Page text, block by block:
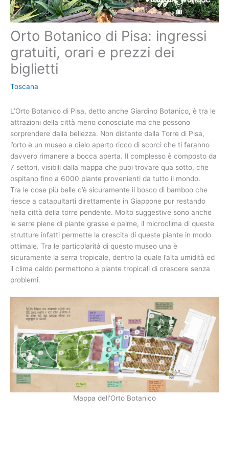
Orto Botanico di Pisa: ingressi
gratuiti, orari e prezzi dei
biglietti
Toscana
L’Orto Botanico di Pisa, detto anche Giardino Botanico, è tra le
attrazioni della città meno conosciute ma che possono
sorprendere dalla bellezza. Non distante dalla Torre di Pisa,
l’orto è un museo a cielo aperto ricco di scorci che ti faranno
davvero rimanere a bocca aperta. Il complesso è composto da
7 settori, visibili dalla mappa che puoi trovare qua sotto, che
ospitano fino a 6000 piante provenienti da tutto il mondo.
Tra le cose più belle c’è sicuramente il bosco di bamboo che
riesce a catapultarti direttamente in Giappone pur restando
nella città della torre pendente. Molto suggestive sono anche
le serre piene di piante grasse e palme, il microclima di queste
strutture infatti permette la crescita di queste piante in modo
ottimale. Tra le particolarità di questo museo una è
sicuramente la serra tropicale, dentro la quale l’alta umidità ed
il clima caldo permettono a piante tropicali di crescere senza
problemi.
Mappa dell’Orto Botanico